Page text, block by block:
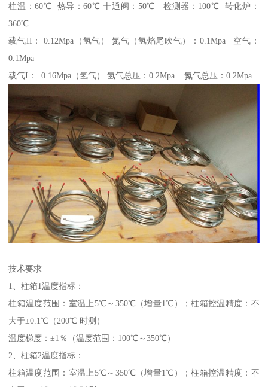
柱温：60℃ 热导：60℃ 十通阀：50℃ 检测器：100℃ 转化炉：
360℃
载气II： 0.12Mpa（氢气） 氮气（氢焰尾吹气）：0.1Mpa 空气：
0.1Mpa
载气I： 0.16Mpa（氢气） 氢气总压：0.2Mpa 氮气总压：0.2Mpa
技术要求
1、柱箱1温度指标：
柱箱温度范围：室温上5℃～350℃（增量1℃）；柱箱控温精度：不
大于±0.1℃（200℃ 时测）
温度梯度：±1％（温度范围：100℃～350℃）
2、柱箱2温度指标：
柱箱温度范围：室温上5℃～350℃（增量1℃）；柱箱控温精度：不